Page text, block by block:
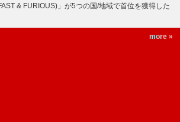
& FURIOUS)」が5つの国/地域で首位を獲得した
more »